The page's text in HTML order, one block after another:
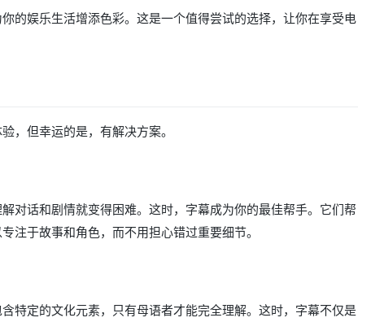
的娱乐生活增添色彩。这是一个值得尝试的选择，让你在享受电
，但幸运的是，有解决方案。
对话和剧情就变得困难。这时，字幕成为你的最佳帮手。它们帮
注于故事和角色，而不用担心错过重要细节。
特定的文化元素，只有母语者才能完全理解。这时，字幕不仅是